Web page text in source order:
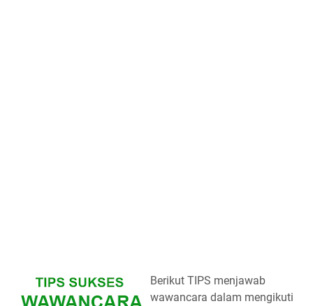
Berikut TIPS menjawab
wawancara dalam mengikuti